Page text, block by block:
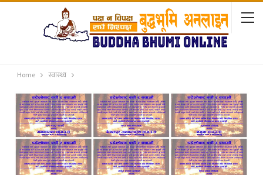
Home स्वास्थ्य